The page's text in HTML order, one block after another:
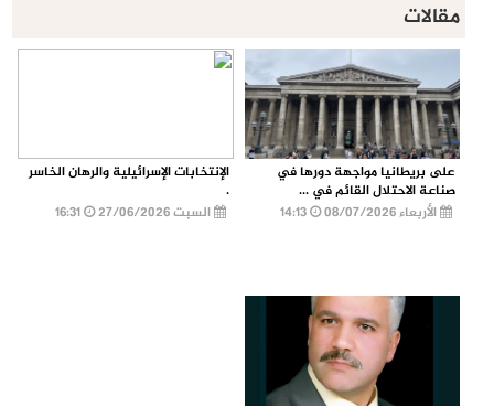
مقالات
على بريطانيا مواجهة دورها في
صناعة الاحتلال القائم في ...
الأربعاء 08/07/2026
الإنتخابات الإسرائيلية والرهان الخاسر
.
السبت 27/06/2026
16:31